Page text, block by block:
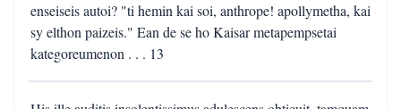
enseiseis autoi? "ti hemin kai soi, anthrope! apollymetha, kai
sy elthon paizeis." Ean de se ho Kaisar metapempsetai
kategoreumenon . . . 13